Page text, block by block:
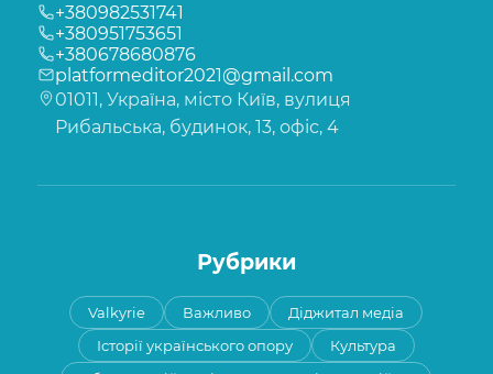
+380982531741
+380951753651
+380678680876
platformeditor2021@gmail.com
01011, Україна, місто Київ, вулиця
Рибальська, будинок, 13, офіс, 4
Рубрики
Valkyrie Важливо
Діджитал медіа
Історії українського опору
Культура